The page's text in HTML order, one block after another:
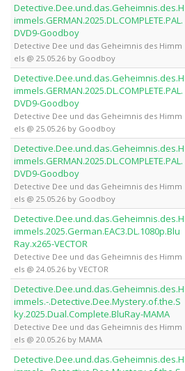
Detective.Dee.und.das.Geheimnis.des.H
immels.GERMAN.2025.DL.COMPLETE.PAL.
DVD9-Goodboy
Detective Dee und das Geheimnis des Himm
els @ 25.05.26 by Goodboy
Detective.Dee.und.das.Geheimnis.des.H
immels.GERMAN.2025.DL.COMPLETE.PAL.
DVD9-Goodboy
Detective Dee und das Geheimnis des Himm
els @ 25.05.26 by Goodboy
Detective.Dee.und.das.Geheimnis.des.H
immels.GERMAN.2025.DL.COMPLETE.PAL.
DVD9-Goodboy
Detective Dee und das Geheimnis des Himm
els @ 25.05.26 by Goodboy
Detective.Dee.und.das.Geheimnis.des.H
immels.2025.German.EAC3.DL.1080p.Blu
Ray.x265-VECTOR
Detective Dee und das Geheimnis des Himm
els @ 24.05.26 by VECTOR
Detective.Dee.und.das.Geheimnis.des.H
immels.-.Detective.Dee.Mystery.of.the.S
ky.2025.Dual.Complete.BluRay-MAMA
Detective Dee und das Geheimnis des Himm
els @ 20.05.26 by MAMA
Detective.Dee.und.das.Geheimnis.des.H